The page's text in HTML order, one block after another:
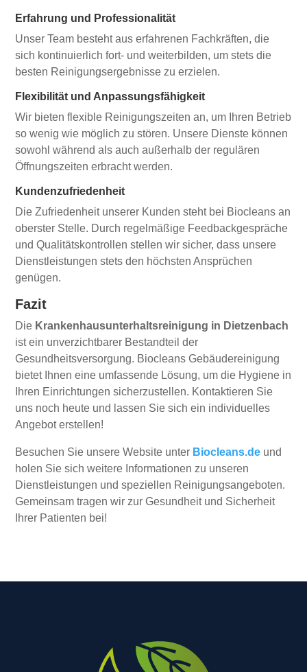
Erfahrung und Professionalität
Unser Team besteht aus erfahrenen Fachkräften, die
sich kontinuierlich fort- und weiterbilden, um stets die
besten Reinigungsergebnisse zu erzielen.
Flexibilität und Anpassungsfähigkeit
Wir bieten flexible Reinigungszeiten an, um Ihren Betrieb
so wenig wie möglich zu stören. Unsere Dienste können
sowohl während als auch außerhalb der regulären
Öffnungszeiten erbracht werden.
Kundenzufriedenheit
Die Zufriedenheit unserer Kunden steht bei Biocleans an
oberster Stelle. Durch regelmäßige Feedbackgespräche
und Qualitätskontrollen stellen wir sicher, dass unsere
Dienstleistungen stets den höchsten Ansprüchen
genügen.
Fazit
Die Krankenhausunterhaltsreinigung in Dietzenbach
ist ein unverzichtbarer Bestandteil der
Gesundheitsversorgung. Biocleans Gebäudereinigung
bietet Ihnen eine umfassende Lösung, um die Hygiene in
Ihren Einrichtungen sicherzustellen. Kontaktieren Sie
uns noch heute und lassen Sie sich ein individuelles
Angebot erstellen!
Besuchen Sie unsere Website unter Biocleans.de und
holen Sie sich weitere Informationen zu unseren
Dienstleistungen und speziellen Reinigungsangeboten.
Gemeinsam tragen wir zur Gesundheit und Sicherheit
Ihrer Patienten bei!